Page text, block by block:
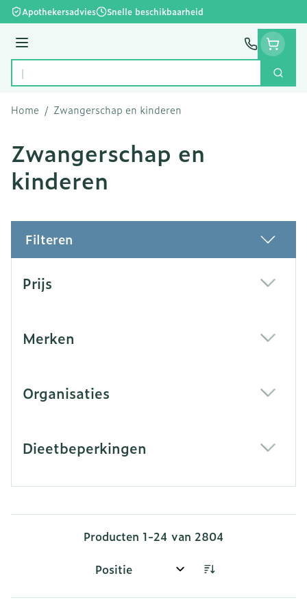
Ga naar de inhoud
Apothekersadvies Snelle beschikbaarheid
Menu
Product, merk, categorie...
Zoek
Home / Zwangerschap en kinderen
Zwangerschap en
kinderen
Filteren
Prijs
Merken
Organisaties
Dieetbeperkingen
Producten 1-24 van 2804
Sorteer op: